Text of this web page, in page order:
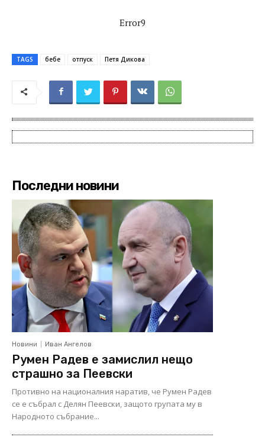
Error9
TAGS бебе отпуск Петя Дикова
Последни новини
Новини Иван Ангелов
Румен Радев е замислил нещо
страшно за Пеевски
Противно на националния наратив, че Румен Радев
се е събрал с Делян Пеевски, защото групата му в
Народното събрание...